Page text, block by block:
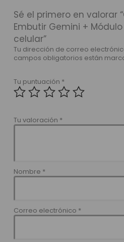
Sé el primero en valorar
Embutir Gemini +
celular”
Tu dirección de correo
campos obligatorios están
Tu puntuación *
Tu valoración *
Nombre *
Correo electrónico *